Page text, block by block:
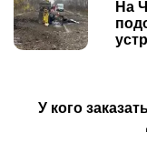
navigation
На
У кого